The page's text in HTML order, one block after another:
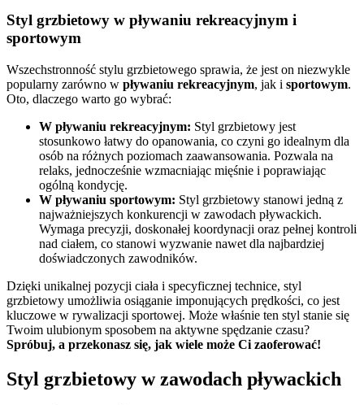
Styl grzbietowy w pływaniu rekreacyjnym i
sportowym
Wszechstronność stylu grzbietowego sprawia, że jest on niezwykle
popularny zarówno w pływaniu rekreacyjnym, jak i sportowym.
Oto, dlaczego warto go wybrać:
W pływaniu rekreacyjnym: Styl grzbietowy jest
stosunkowo łatwy do opanowania, co czyni go idealnym dla
osób na różnych poziomach zaawansowania. Pozwala na
relaks, jednocześnie wzmacniając mięśnie i poprawiając
ogólną kondycję.
W pływaniu sportowym: Styl grzbietowy stanowi jedną z
najważniejszych konkurencji w zawodach pływackich.
Wymaga precyzji, doskonałej koordynacji oraz pełnej kontroli
nad ciałem, co stanowi wyzwanie nawet dla najbardziej
doświadczonych zawodników.
Dzięki unikalnej pozycji ciała i specyficznej technice, styl
grzbietowy umożliwia osiąganie imponujących prędkości, co jest
kluczowe w rywalizacji sportowej. Może właśnie ten styl stanie się
Twoim ulubionym sposobem na aktywne spędzanie czasu?
Spróbuj, a przekonasz się, jak wiele może Ci zaoferować!
Styl grzbietowy w zawodach pływackich